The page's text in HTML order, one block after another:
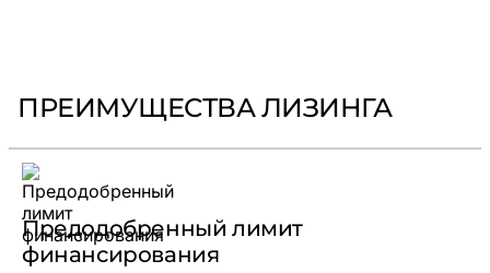
ПРЕИМУЩЕСТВА ЛИЗИНГА
Предодобренный лимит
финансирования